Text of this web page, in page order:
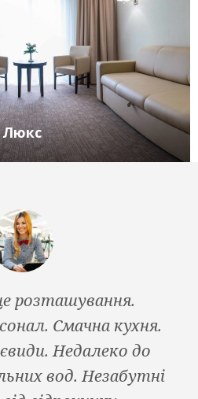
Люкс
розташування.
Смачна кухня.
Недалеко до
вод. Незабутні